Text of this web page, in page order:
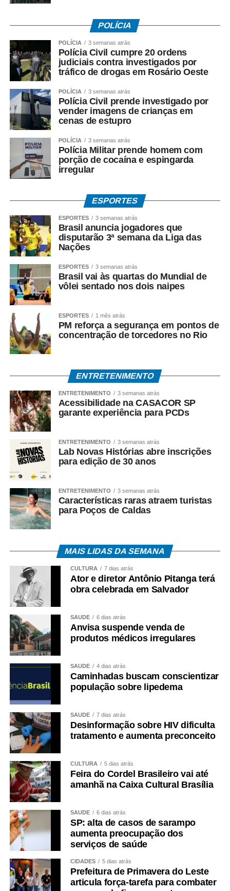
• Depósito em Poupança Social Digital, movimentada
pelo aplicativo Caixa Tem.
Quem não possui conta pode sacar:
• Com Cartão Social e senha em lotéricas, caixas
eletrônicos e correspondentes CAIXA Aqui;
• Nas agências, com documento oficial com foto;
• Sem cartão, por meio de biometria cadastrada.
Para servidores públicos
O Banco do Brasil faz o pagamento por:
• Crédito em conta bancária;
• Transferência via TED ou Pix;
• Saque presencial nas agências, para quem não é
correntista e não possui chave Pix.
Como consultar
Os trabalhadores podem verificar informações sobre
valor, data e habilitação pelos seguintes canais:
• Aplicativo Carteira de Trabalho Digital;
• Portal Gov.br;
• Telefone 158 (Ministério do Trabalho);
• Aplicativos Caixa Tem e Benefícios Sociais Caixa;
• Atendimento Caixa ao Cidadão: 0800-726-0207.
A expectativa é que, em 2026, cerca de 22,2 milhões
de trabalhadores recebam o abono salarial.
WhatsApp
Facebook
Twitter
Messenger
LinkedIn
Share
POLÍCIA
POLÍCIA 3 semanas atrás
Polícia Civil cumpre 20 ordens
judiciais contra investigados por
tráfico de drogas em Rosário Oeste
POLÍCIA 3 semanas atrás
Polícia Civil prende investigado por
vender imagens de crianças em
cenas de estupro
POLÍCIA 3 semanas atrás
Polícia Militar prende homem com
porção de cocaína e espingarda
irregular
ESPORTES
ESPORTES 3 semanas atrás
Brasil anuncia jogadores que
disputarão 3ª semana da Liga das
Nações
ESPORTES 3 semanas atrás
Brasil vai às quartas do Mundial de
vôlei sentado nos dois naipes
ESPORTES 1 mês atrás
PM reforça a segurança em pontos de
concentração de torcedores no Rio
ENTRETENIMENTO
ENTRETENIMENTO 3 semanas atrás
Acessibilidade na CASACOR SP
garante experiência para PCDs
ENTRETENIMENTO 3 semanas atrás
Lab Novas Histórias abre inscrições
para edição de 30 anos
ENTRETENIMENTO 3 semanas atrás
Características raras atraem turistas
para Poços de Caldas
MAIS LIDAS DA SEMANA
CULTURA 7 dias atrás
Ator e diretor Antônio Pitanga terá
obra celebrada em Salvador
SAÚDE 6 dias atrás
Anvisa suspende venda de
produtos médicos irregulares
SAÚDE 4 dias atrás
Caminhadas buscam conscientizar
população sobre lipedema
SAÚDE 7 dias atrás
Desinformação sobre HIV dificulta
tratamento e aumenta preconceito
CULTURA 5 dias atrás
Feira do Cordel Brasileiro vai até
amanhã na Caixa Cultural Brasília
SAÚDE 6 dias atrás
SP: alta de casos de sarampo
aumenta preocupação dos
serviços de saúde
CIDADES 5 dias atrás
Prefeitura de Primavera do Leste
articula força-tarefa para combater